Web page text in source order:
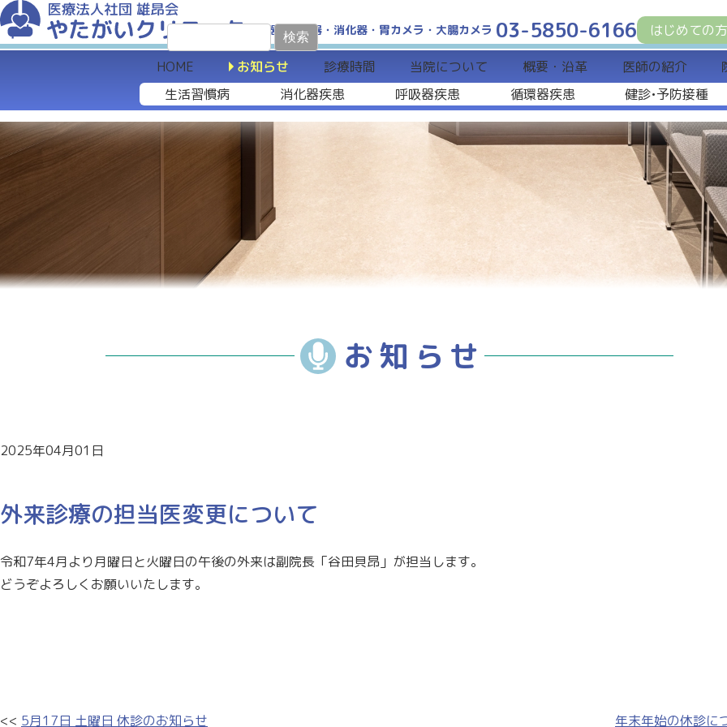
循環器・呼吸器・消化器・胃カメラ・大腸カメラ 03-5850-6166 はじめての
HOME お知らせ 診療時間 当院について 概要・沿革 医師の紹介
生活習慣病
消化器疾患 呼吸器疾患 循環器疾患 健診•予防接種
検
索:
お知らせ
2025年04月01日
外来診療の担当医変更について
令和7年4月より月曜日と火曜日の午後の外来は副院長「谷田貝昂」が担当します。
どうぞよろしくお願いいたします。
<< 5月17日 土曜日 休診のお知らせ 年末年始の休診に